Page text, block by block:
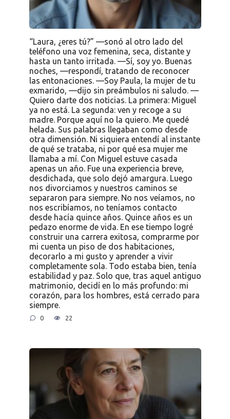
“Laura, ¿eres tú?” —sonó al otro lado del
teléfono una voz femenina, seca, distante y
hasta un tanto irritada. —Sí, soy yo. Buenas
noches, —respondí, tratando de reconocer
las entonaciones. —Soy Paula, la mujer de tu
exmarido, —dijo sin preámbulos ni saludo. —
Quiero darte dos noticias. La primera: Miguel
ya no está. La segunda: ven y recoge a su
madre. Porque aquí no la quiero. Me quedé
helada. Sus palabras llegaban como desde
otra dimensión. Ni siquiera entendí al instante
de qué se trataba, ni por qué esa mujer me
llamaba a mí. Con Miguel estuve casada
apenas un año. Fue una experiencia breve,
desdichada, que solo dejó amargura. Luego
nos divorciamos y nuestros caminos se
separaron para siempre. No nos veíamos, no
nos escribíamos, no teníamos contacto
desde hacía quince años. Quince años es un
pedazo enorme de vida. En ese tiempo logré
construir una carrera exitosa, comprarme por
mi cuenta un piso de dos habitaciones,
decorarlo a mi gusto y aprender a vivir
completamente sola. Todo estaba bien, tenía
estabilidad y paz. Solo que, tras aquel antiguo
matrimonio, decidí en lo más profundo: mi
corazón, para los hombres, está cerrado para
siempre.
0 22